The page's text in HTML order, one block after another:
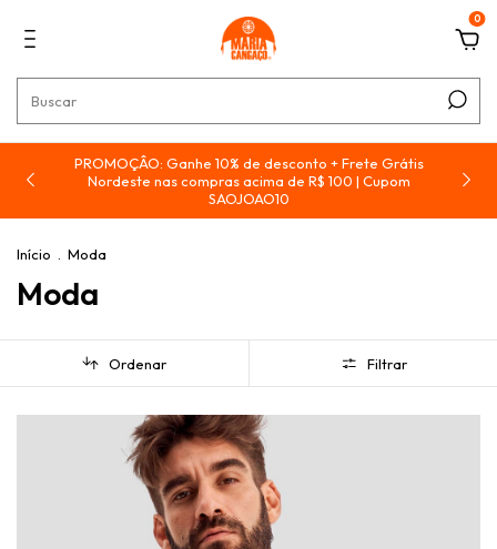
0
PROMOÇÂO: Ganhe 10% de desconto + Frete Grátis
Nordeste nas compras acima de R$ 100 | Cupom
SAOJOAO10
Início Moda
Moda
Ordenar Filtrar